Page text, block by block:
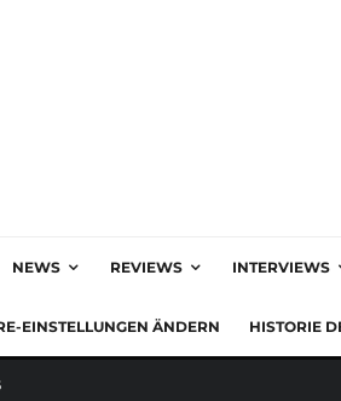
NEWS REVIEWS INTERVIEWS
EINSTELLUNGEN ÄNDERN HISTORIE